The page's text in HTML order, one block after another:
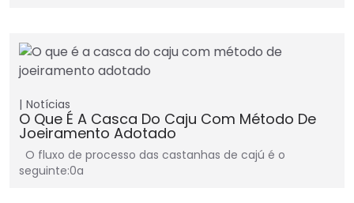
Notícias
O Que É A Casca Do Caju Com Método De
Joeiramento Adotado
O fluxo de processo das castanhas de cajú é o
seguinte:0a